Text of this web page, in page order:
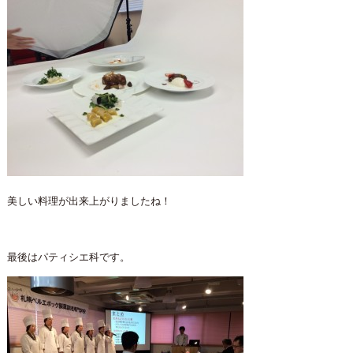
美しい料理が出来上がりましたね！
最後はパティシエ科です。